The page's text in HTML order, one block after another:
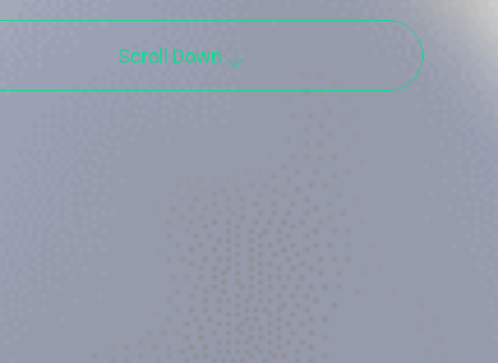
Scroll Down